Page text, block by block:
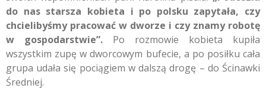
do nas starsza kobieta i po polsku zapytała, czy
chcielibyśmy pracować w dworze i czy znamy robotę
w gospodarstwie”. Po rozmowie kobieta kupiła
wszystkim zupę w dworcowym bufecie, a po posiłku cała
grupa udała się pociągiem w dalszą drogę – do Ścinawki
Średniej.